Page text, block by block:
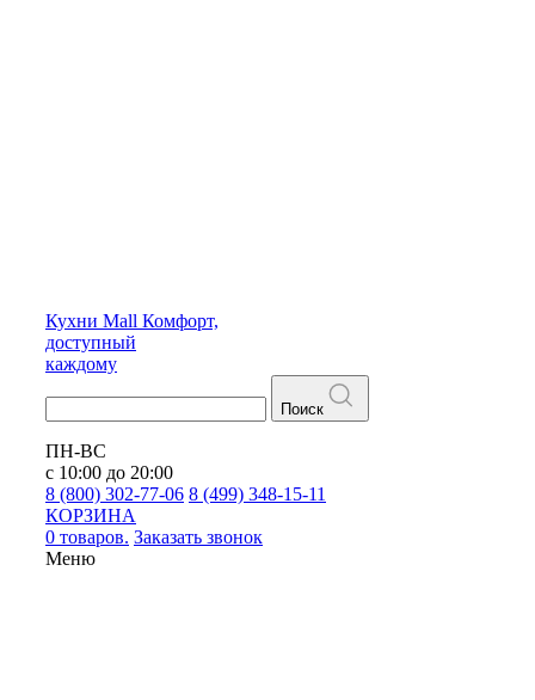
Кухни Mall Комфорт,
доступный
каждому
Поиск
ПН-ВС
с 10:00 до 20:00
8 (800) 302-77-06 8 (499) 348-15-11
КОРЗИНА
0 товаров. Заказать звонок
Меню